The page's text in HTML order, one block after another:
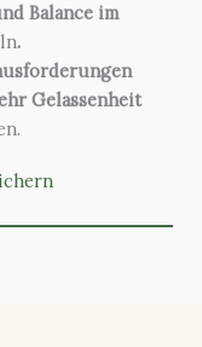
Balance im
.
Gelassenheit